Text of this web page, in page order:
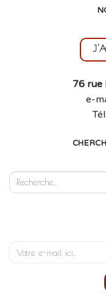
76 rue
e-